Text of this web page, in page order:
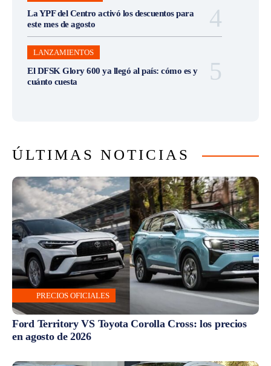
La YPF del Centro activó los descuentos para
este mes de agosto
LANZAMIENTOS
El DFSK Glory 600 ya llegó al país: cómo es y
cuánto cuesta
ÚLTIMAS NOTICIAS
PRECIOS OFICIALES
Ford Territory VS Toyota Corolla Cross: los precios
en agosto de 2026